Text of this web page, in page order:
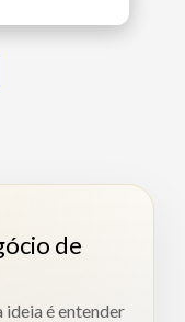
de
ideia é entender